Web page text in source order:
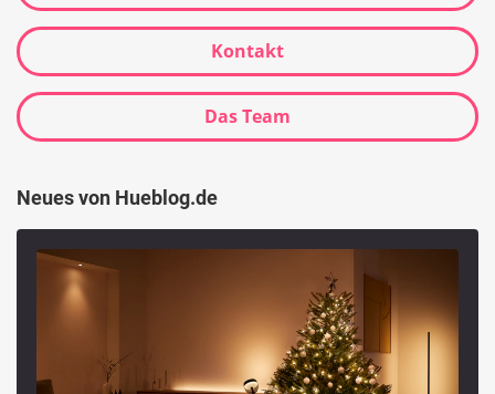
Kontakt
Das Team
Neues von Hueblog.de